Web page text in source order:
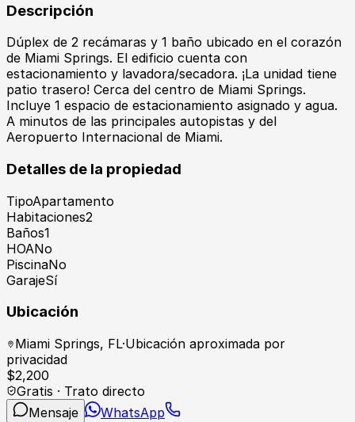
Descripción
Dúplex de 2 recámaras y 1 baño ubicado en el corazón
de Miami Springs. El edificio cuenta con
estacionamiento y lavadora/secadora. ¡La unidad tiene
patio trasero! Cerca del centro de Miami Springs.
Incluye 1 espacio de estacionamiento asignado y agua.
A minutos de las principales autopistas y del
Aeropuerto Internacional de Miami.
Detalles de la propiedad
TipoApartamento
Habitaciones2
Baños1
HOANo
PiscinaNo
GarajeSí
Ubicación
Miami Springs, FL·Ubicación aproximada por
privacidad
$2,200
Gratis · Trato directo
Mensaje
WhatsApp